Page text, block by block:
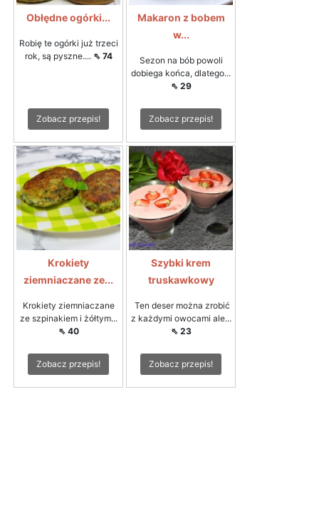
Obłędne ogórki...
Robię te ogórki już trzeci
rok, są pyszne.... ⇖ 74
Zobacz przepis!
Makaron z bobem
w...
Sezon na bób powoli
dobiega końca, dlatego...
⇖ 29
Zobacz przepis!
Krokiety
ziemniaczane ze...
Krokiety ziemniaczane
ze szpinakiem i żółtym...
⇖ 40
Zobacz przepis!
Szybki krem
truskawkowy
Ten deser można zrobić
z każdymi owocami ale...
⇖ 23
Zobacz przepis!